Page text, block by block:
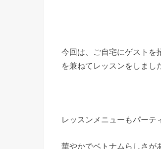
今回は、ご自宅にゲストを
を兼ねてレッスンをしまし
レッスンメニューもパーテ
華やかでベトナムらしさが